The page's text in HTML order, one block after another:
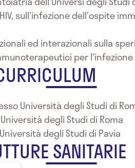
sull'infezione dell'ospite
ed interazionali sulla
per l'infezione
Università degli Studi di
degli Studi di Roma
degli Studi di Pavia
SANITARIE